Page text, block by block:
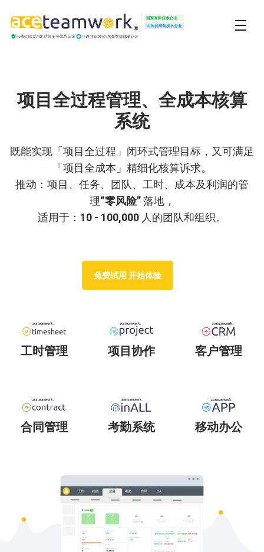
项目全过程管理、全成本核算
系统
既能实现「项目全过程」闭环式管理目标，又可满足
「项目全成本」精细化核算诉求。
推动：项目、任务、团队、工时、成本及利润的管
理“零风险”落地，
适用于： 10 - 100,000 人的团队和组织。
免费试用 开始体验
工时管理 项目协作 客户管理
合同管理 考勤系统 移动办公